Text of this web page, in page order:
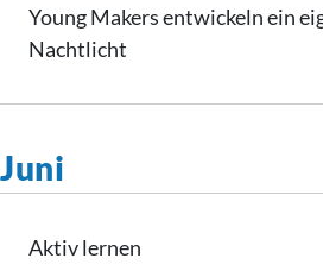
Young Makers entwickeln ein
Nachtlicht
Juni
Aktivlernen